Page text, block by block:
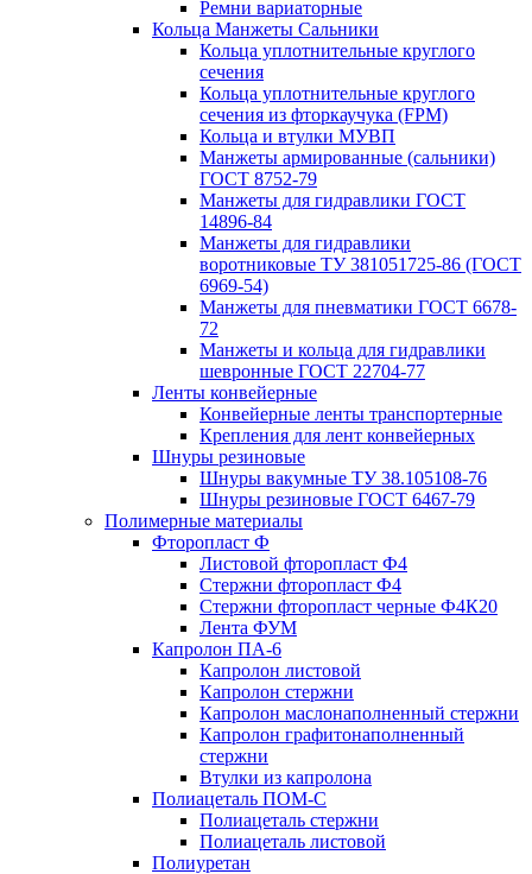
Ремни вариаторные
Кольца Манжеты Сальники
Кольца уплотнительные круглого
сечения
Кольца уплотнительные круглого
сечения из фторкаучука (FPM)
Кольца и втулки МУВП
Манжеты армированные (сальники)
ГОСТ 8752-79
Манжеты для гидравлики ГОСТ
14896-84
Манжеты для гидравлики
воротниковые ТУ 381051725-86 (ГОСТ
6969-54)
Манжеты для пневматики ГОСТ 6678-
72
Манжеты и кольца для гидравлики
шевронные ГОСТ 22704-77
Ленты конвейерные
Конвейерные ленты транспортерные
Крепления для лент конвейерных
Шнуры резиновые
Шнуры вакумные ТУ 38.105108-76
Шнуры резиновые ГОСТ 6467-79
Полимерные материалы
Фторопласт Ф
Листовой фторопласт Ф4
Стержни фторопласт Ф4
Стержни фторопласт черные Ф4К20
Лента ФУМ
Капролон ПА-6
Капролон листовой
Капролон стержни
Капролон маслонаполненный стержни
Капролон графитонаполненный
стержни
Втулки из капролона
Полиацеталь ПОМ-С
Полиацеталь стержни
Полиацеталь листовой
Полиуретан